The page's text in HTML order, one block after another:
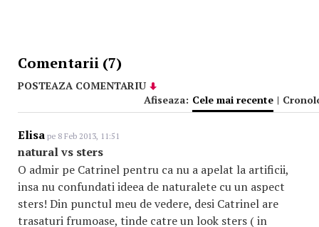
Comentarii (7)
POSTEAZA COMENTARIU
Afiseaza: Cele mai recente |
Elisa pe 8 Feb 2013, 11:51
natural vs sters
O admir pe Catrinel pentru ca nu a apelat la artificii,
insa nu confundati ideea de naturalete cu un aspect
sters! Din punctul meu de vedere, desi Catrinel are
trasaturi frumoase, tinde catre un look sters ( in